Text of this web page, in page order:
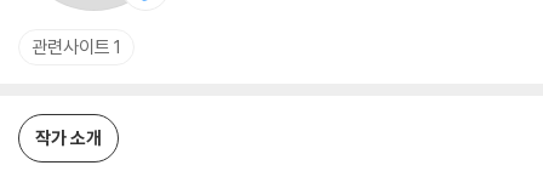
관련사이트 1
작가 소개